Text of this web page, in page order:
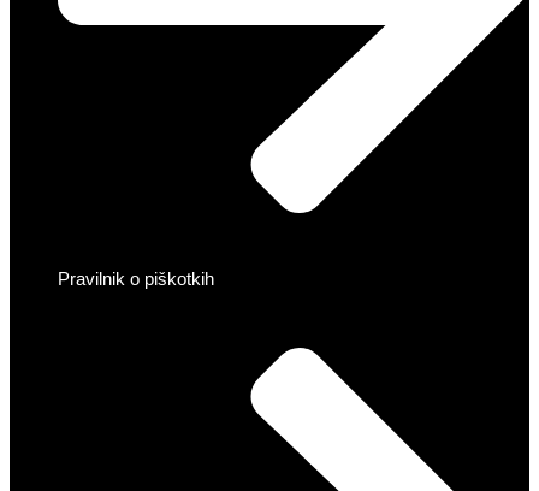
Pravilnik o piškotkih